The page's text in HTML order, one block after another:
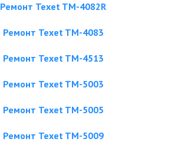
Ремонт Texet TM-4082R
Ремонт Texet TM-4083
Ремонт Texet TM-4513
Ремонт Texet TM-5003
Ремонт Texet TM-5005
Ремонт Texet TM-5009